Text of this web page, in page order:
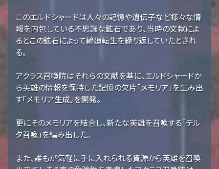
このエルドシャードは人々の記憶や遺伝子など様々な情
報を内包している不思議な鉱石であり、当時の文献によ
るとこの鉱石によって輪廻転生を繰り返していたとされ
る。
アクラス召喚院はそれらの文献を基に、エルドシャードか
ら英雄の情報を保持した記憶の欠片「メモリア」を生み出
す「メモリア生成」を開発。
更にそのメモリアを結合し、新たな英雄を召喚する「デル
タ召喚」を編み出した。
また、誰もが気軽に手に入れられる資源から英雄を召喚